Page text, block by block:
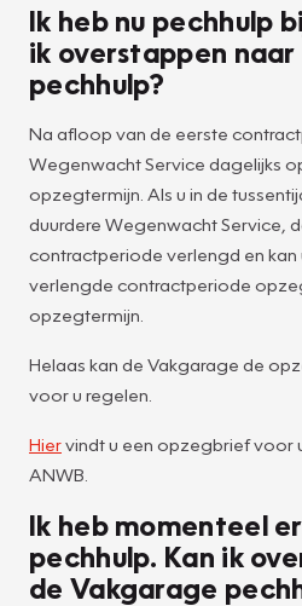
Ik heb nu pechhulp
ik overstappen
pechhulp?
Na afloop van de eerste
Wegenwacht Service dagelijks
opzegtermijn. Als u in de
duurdere Wegenwacht Service,
contractperiode verlengd en
verlengde contractperiode
opzegtermijn.
Helaas kan de Vakgarage de
voor u regelen.
Hiervindt u een opzegbrief voor
ANWB.
Ik heb momenteel
pechhulp. Kan ik
de Vakgarage